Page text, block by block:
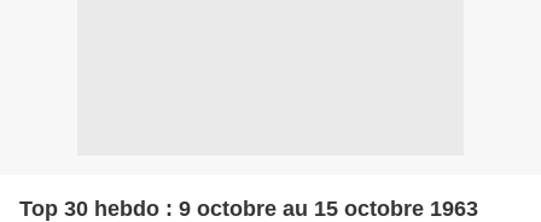
Top 30 hebdo : 9 octobre au 15 octobre 1963